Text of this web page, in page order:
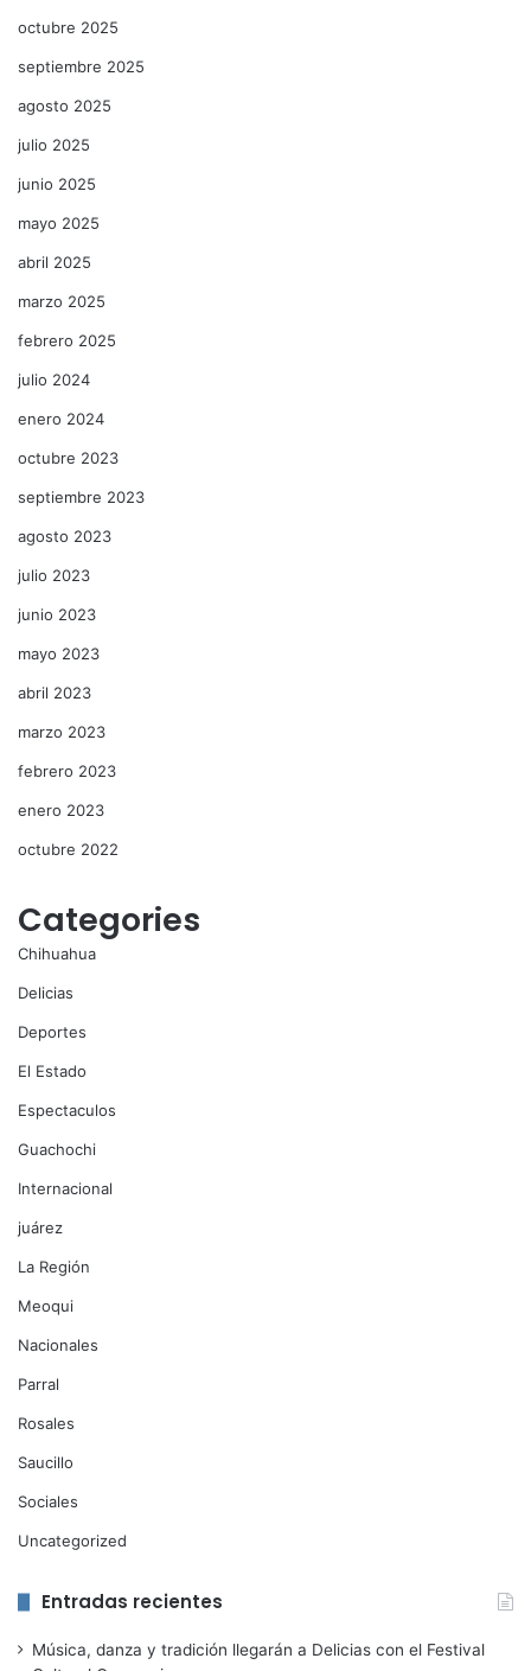
octubre 2025
septiembre 2025
agosto 2025
julio 2025
junio 2025
mayo 2025
abril 2025
marzo 2025
febrero 2025
julio 2024
enero 2024
octubre 2023
septiembre 2023
agosto 2023
julio 2023
junio 2023
mayo 2023
abril 2023
marzo 2023
febrero 2023
enero 2023
octubre 2022
Categories
Chihuahua
Delicias
Deportes
El Estado
Espectaculos
Guachochi
Internacional
juárez
La Región
Meoqui
Nacionales
Parral
Rosales
Saucillo
Sociales
Uncategorized
Entradas recientes
Música, danza y tradición llegarán a Delicias con el Festival